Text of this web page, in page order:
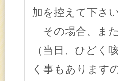
加を控えて下さい
その場合、ま
（当日、ひどく
く事もあります